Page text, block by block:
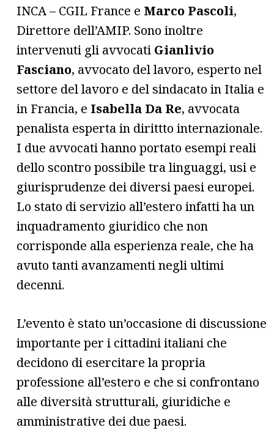
INCA – CGIL France e Marco Pascoli,
Direttore dell’AMIP. Sono inoltre
intervenuti gli avvocati Gianlivio
Fasciano, avvocato del lavoro, esperto nel
settore del lavoro e del sindacato in Italia e
in Francia, e Isabella Da Re, avvocata
penalista esperta in dirittto internazionale.
I due avvocati hanno portato esempi reali
dello scontro possibile tra linguaggi, usi e
giurisprudenze dei diversi paesi europei.
Lo stato di servizio all’estero infatti ha un
inquadramento giuridico che non
corrisponde alla esperienza reale, che ha
avuto tanti avanzamenti negli ultimi
decenni.
L’evento è stato un’occasione di discussione
importante per i cittadini italiani che
decidono di esercitare la propria
professione all’estero e che si confrontano
alle diversità strutturali, giuridiche e
amministrative dei due paesi.